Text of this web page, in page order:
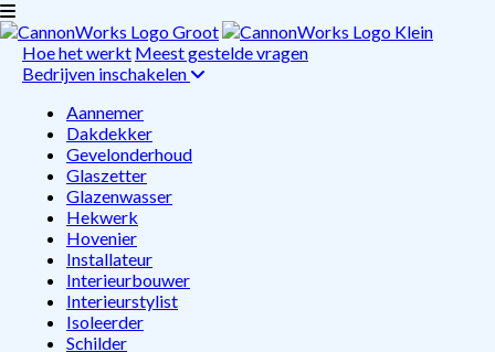
Hoe het werkt Meest gestelde vragen
Bedrijven inschakelen
Aannemer
Dakdekker
Gevelonderhoud
Glaszetter
Glazenwasser
Hekwerk
Hovenier
Installateur
Interieurbouwer
Interieurstylist
Isoleerder
Schilder